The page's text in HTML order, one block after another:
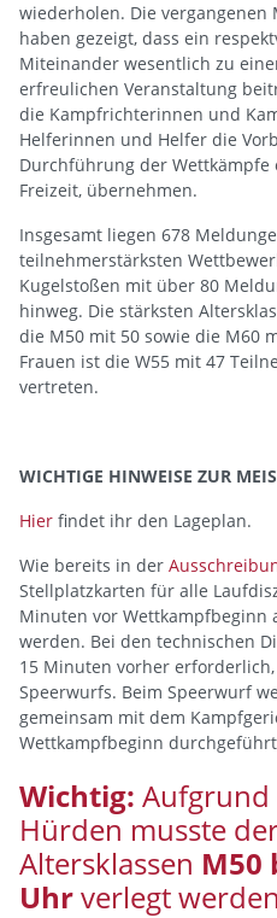
wiederholen. Die
haben gezeigt, dass ein
Miteinander wesentlich zu
erfreulichen Veranstaltung
die Kampfrichterinnen und
Helferinnen und Helfer die
Durchführung der
Freizeit, übernehmen.
Insgesamt liegen 678
teilnehmerstärksten
Kugelstoßen mit über 80
hinweg. Die stärksten
die M50 mit 50 sowie die M60
Frauen ist die W55 mit 47
vertreten.
WICHTIGE HINWEISE ZUR
Hier findet ihr den Lageplan.
Wie bereits in der
Stellplatzkarten für alle
Minuten vor Wettkampfbeginn
werden. Bei den technischen
15 Minuten vorher
Speerwurfs. Beim Speerwurf
gemeinsam mit dem
Wettkampfbeginn
Wichtig: Aufgrund
Hürden musste
Altersklassen M50
Uhrverlegt